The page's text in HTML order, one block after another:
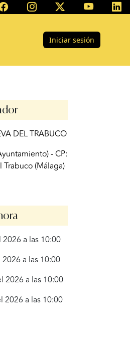
Iniciar sesión
DEL TRABUCO
- CP:
(Málaga)
a las 10:00
a las 10:00
2026 a las 10:00
2026 a las 10:00